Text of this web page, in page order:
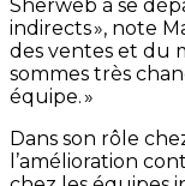
Sherweb à se
indirects », note
des ventes et du
sommes très
équipe. »
Dans son rôle
l’amélioration